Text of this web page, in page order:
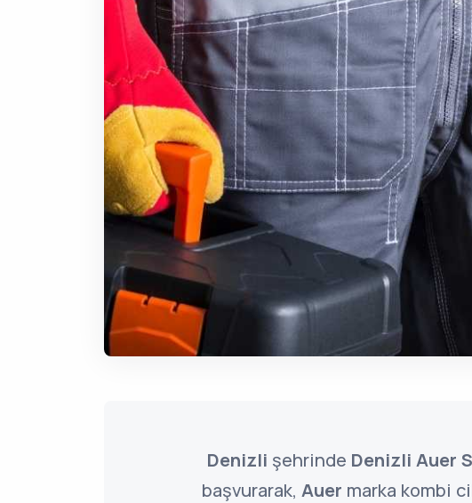
Denizli şehrinde Denizli Auer
başvurarak, Auer marka kombi